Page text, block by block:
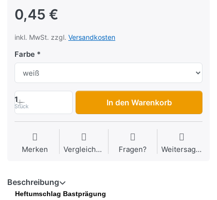
0,45 €
inkl. MwSt. zzgl. Versandkosten
Farbe
1
Stück In den Warenkorb
Merken Vergleichen Fragen? Weitersagen
Beschreibung
Heftumschlag Bastprägung